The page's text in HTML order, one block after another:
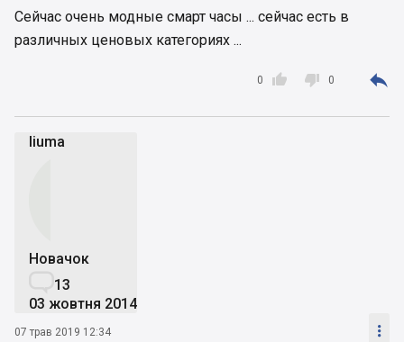
Сейчас очень модные смарт часы ... сейчас есть в
различных ценовых категориях ...

0  0 
liuma
Новачок
13
03 жовтня 2014
07 трав 2019 12:34 